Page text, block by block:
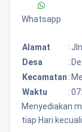
Whatsapp
Alamat :
Desa
:
Kecamatan :
Waktu
:
Menyediakan
tiap Hari